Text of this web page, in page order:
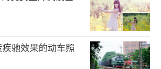
驰效果的动车照